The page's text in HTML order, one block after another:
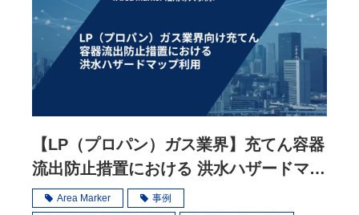
【LP（プロパン）ガス業界】充てん容器
流出防止措置における 洪水ハザードマッ
プ利用Area Marker 事例